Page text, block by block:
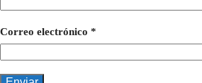
Correo electrónico *